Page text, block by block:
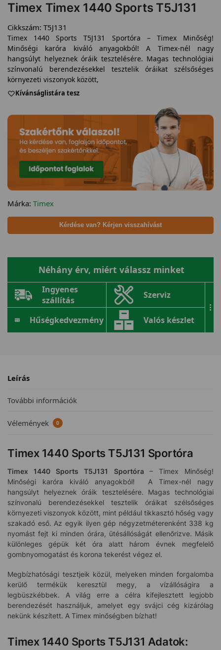
Timex Timex 1440 Sports T5J131
Cikkszám: T5J131
Timex 1440 Sports T5J131 Sportóra – Timex Minőség!
Minőségi karóra kiváló anyagokból! A Timex-nél nagy
hangsúlyt helyeznek óráik tesztelésére. Magas technológiai
színvonalú berendezésekkel tesztelik óráikat szélsőséges
környezeti viszonyok között,
Kívánságlistára tesz
Márka: Timex
Kérdése van? Kérjen visszahívást
Néhány érv, miért válassz minket
Ingyenes
szállítás
Szerviz
Hűségkedvezmény Valós készlet
...
Leírás
További információk
Vélemények 0
Timex 1440 Sports T5J131 Sportóra
Timex 1440 Sports T5J131 Sportóra
– Timex Minőség!
Minőségi karóra kiváló anyagokból! A Timex-nél nagy
hangsúlyt helyeznek óráik tesztelésére. Magas technológiai
színvonalú berendezésekkel tesztelik óráikat szélsőséges
környezeti viszonyok között, mint például tikkasztó hőség vagy
szakadó eső. Az egyik ilyen gép négyzetméterenként 338 kg
nyomást fejt ki minden órára, ütésállóságát ellenőrizve. Másik
különleges gépük két óra alatt három évnek megfelelő
gombnyomogatást és korona tekerést végez el.
Megbízhatósági tesztjeik közül, melyeken minden forgalomba
kerülő termékük keresztül megy, a vízállóságira a
legbüszkébbek. A világ erre a célra kifejlesztett legjobb
berendezését használjuk, amelyet egy svájci cég kizárólag
nekünk készített. A Timex minőségben bízhat!
Timex 1440 Sports T5J131 Adatok: